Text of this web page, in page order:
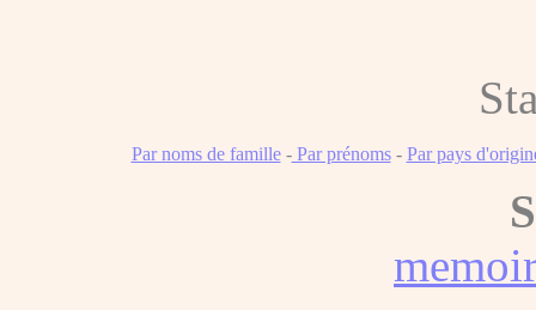
Par noms de famille-Par prénoms- Par pays